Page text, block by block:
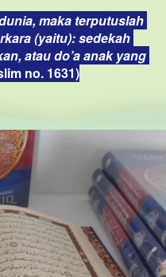
maka terputuslah
(yaitu): sedekah
atau do’a anak yang
no. 1631)